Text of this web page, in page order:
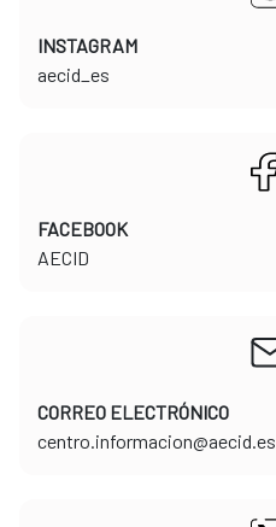
INSTAGRAM
​​​​​​​aecid_es
FACEBOOK
​​​​​​​AECID
CORREO ELECTRÓNICO
​​​​​​​centro.informacion@aecid.es